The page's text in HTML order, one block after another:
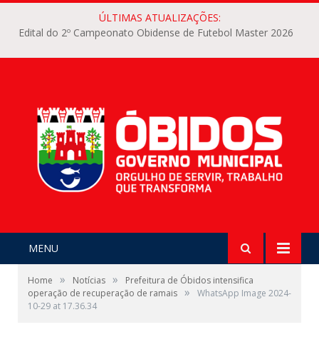
ÚLTIMAS ATUALIZAÇÕES:
Edital do 2º Campeonato Obidense de Futebol Master 2026
MENU
Home » Notícias »
Prefeitura de Óbidos intensifica
operação de recuperação de ramais »
WhatsApp Image 2024-
10-29 at 17.36.34